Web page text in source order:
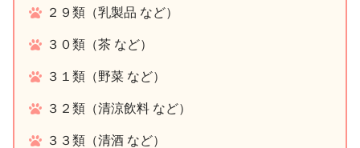
２９類（乳製品 など）
３０類（茶 など）
３１類（野菜 など）
３２類（清涼飲料 など）
３３類（清酒 など）